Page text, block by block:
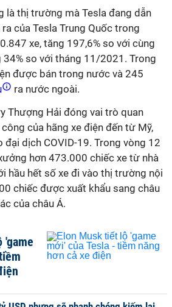
là thị trường mà Tesla đang dẫn
của Tesla Trung Quốc trong
xe, tăng 197,6% so với cùng
34% so với tháng 11/2021. Trong
được bán trong nước và 245
ra nước ngoài.
Thượng Hải đóng vai trò quan
của hãng xe điện đến từ Mỹ,
đại dịch COVID-19. Trong vòng 12
hơn 473.000 chiếc xe từ nhà
hầu hết số xe đi vào thị trường nội
chiếc được xuất khẩu sang châu
của châu Á.
'game